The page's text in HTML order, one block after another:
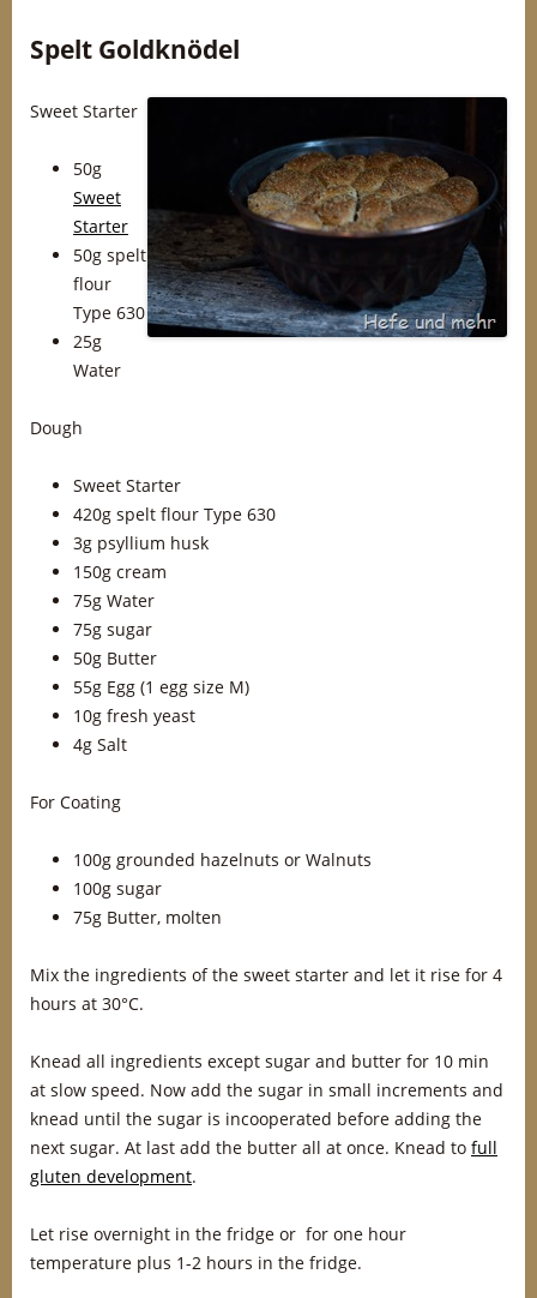
Spelt Goldknödel
Sweet Starter
50g
Sweet
Starter
50g spelt
flour
Type 630
25g
Water
Dough
Sweet Starter
420g spelt flour Type 630
3g psyllium husk
150g cream
75g Water
75g sugar
50g Butter
55g Egg (1 egg size M)
10g fresh yeast
4g Salt
For Coating
100g grounded hazelnuts or Walnuts
100g sugar
75g Butter, molten
Mix the ingredients of the sweet starter and let it rise for 4
hours at 30°C.
Knead all ingredients except sugar and butter for 10 min
at slow speed. Now add the sugar in small increments and
knead until the sugar is incooperated before adding the
next sugar. At last add the butter all at once. Knead to full
gluten development.
Let rise overnight in the fridge or for one hour
temperature plus 1-2 hours in the fridge.